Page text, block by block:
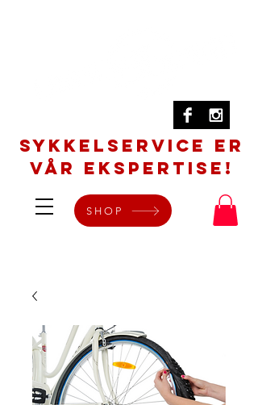
SYKKELSERVICE er
vår ekspertise!
SHOP